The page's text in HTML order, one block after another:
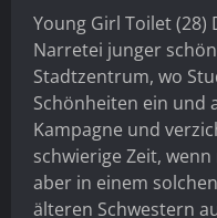
Young Girl Toilet (28)
Narretei junger
Stadtzentrum, wo
Schönheiten ein und
Kampagne und
schwierige Zeit,
aber in einem
älteren Schwestern